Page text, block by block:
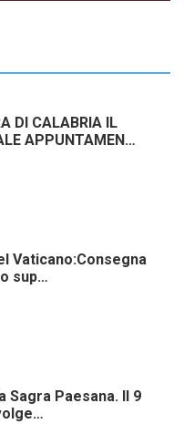
DI CALABRIA IL
APPUNTAMEN…
Vaticano:Consegna
sup…
Sagra Paesana. Il 9